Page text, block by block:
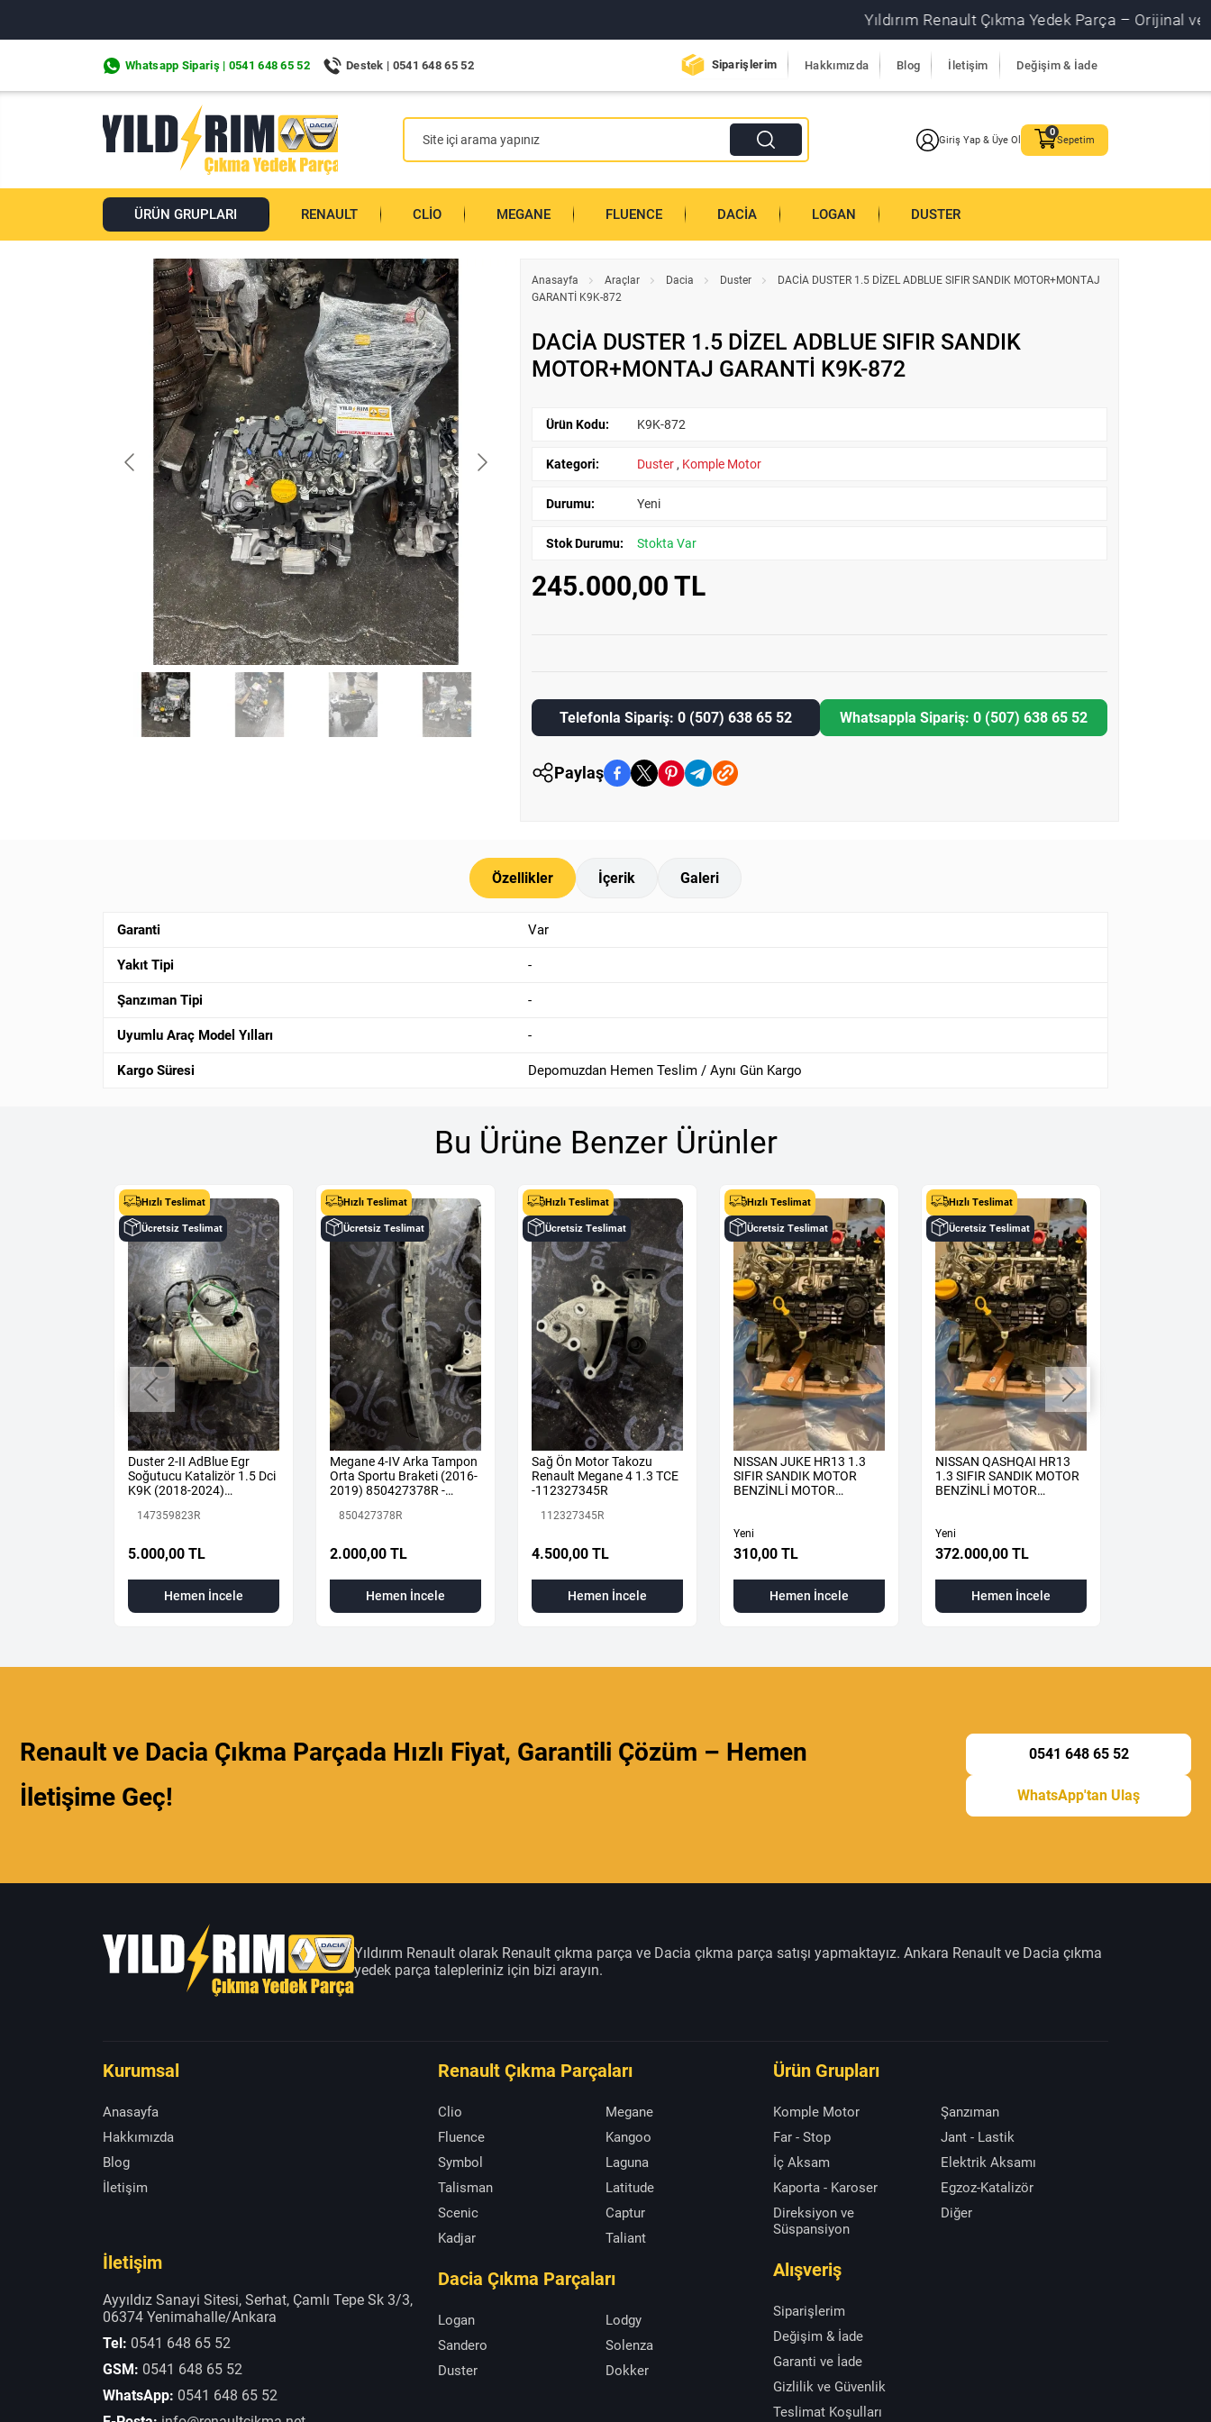
Yıldırım Renault Çıkma Yedek Parça – Orijinal ve
Whatsapp Sipariş | 0541 648 65 52 Destek | 0541 648 65 52 Siparişlerim Hakkımızda Blog İletişim Değişim & İade
Giriş Yap & Üye Ol Sepetim
ÜRÜN GRUPLARI RENAULT CLIO MEGANE FLUENCE DACIA LOGAN DUSTER
Anasayfa Araçlar Dacia Duster
DACİA DUSTER 1.5 DİZEL ADBLUE SIFIR SANDIK MOTOR+MONTAJ
GARANTİ K9K-872
DACİA DUSTER 1.5 DİZEL ADBLUE SIFIR SANDIK
MOTOR+MONTAJ GARANTİ K9K-872
Ürün Kodu: K9K-872
Kategori: Duster , Komple Motor
Durumu: Yeni
Stok Durumu: Stokta Var
245.000,00 TL
Telefonla Sipariş: 0 (507) 638 65 52 Whatsappla Sipariş: 0 (507) 638 65 52
Paylaş
Özellikler İçerik Galeri
Garanti Var
Yakıt Tipi -
Şanzıman Tipi -
Uyumlu Araç Model Yılları -
Kargo Süresi Depomuzdan Hemen Teslim / Aynı Gün Kargo
Bu Ürüne Benzer Ürünler
Hızlı Teslimat
Ücretsiz Teslimat
Duster 2-II AdBlue Egr
Soğutucu Katalizör 1.5 Dci
K9K (2018-2024)
Çıkma
147359823R
5.000,00 TL
Hemen İncele
Hızlı Teslimat
Ücretsiz Teslimat
Megane 4-IV Arka Tampon
Orta Sportu Braketi (2016-
2019) 850427378R -
850427378R
2.000,00 TL
Hemen İncele
Hızlı Teslimat
Ücretsiz Teslimat
Sağ Ön Motor Takozu
Renault Megane 4 1.3 TCE
-112327345R
112327345R
4.500,00 TL
Hemen İncele
Hızlı Teslimat
Ücretsiz Teslimat
NISSAN JUKE HR13 1.3
SIFIR SANDIK MOTOR
BENZİNLİ MOTOR
Yeni
310,00 TL
Hemen İncele
Hızlı Teslimat
Ücretsiz Teslimat
NISSAN QASHQAI HR13
1.3 SIFIR SANDIK MOTOR
BENZİNLİ MOTOR
Yeni
372.000,00 TL
Hemen İncele
Renault ve Dacia Çıkma Parçada Hızlı Fiyat, Garantili Çözüm – Hemen
İletişime Geç!
0541 648 65 52
WhatsApp'tan Ulaş
Yıldırım Renault olarak Renault çıkma parça ve Dacia çıkma parça satışı yapmaktayız. Ankara Renault ve Dacia çıkma
yedek parça talepleriniz için bizi arayın.
Kurumsal
Anasayfa
Hakkımızda
Blog
İletişim
İletişim
Ayyıldız Sanayi Sitesi, Serhat, Çamlı Tepe Sk 3/3,
06374 Yenimahalle/Ankara
Tel: 0541 648 65 52
GSM: 0541 648 65 52
WhatsApp: 0541 648 65 52
Renault Çıkma Parçaları
Clio
Megane
Fluence
Kangoo
Symbol
Laguna
Talisman
Latitude
Scenic
Captur
Kadjar
Taliant
Dacia Çıkma Parçaları
Logan
Lodgy
Sandero
Solenza
Duster
Dokker
Ürün Grupları
Komple Motor
Şanzıman
Far - Stop
Jant - Lastik
İç Aksam
Elektrik Aksamı
Kaporta - Karoser
Egzoz-Katalizör
Direksiyon ve
Süspansiyon
Diğer
Alışveriş
Siparişlerim
Değişim & İade
Garanti ve İade
Gizlilik ve Güvenlik
Teslimat Koşulları